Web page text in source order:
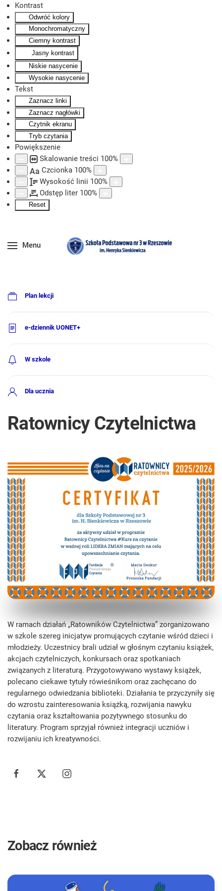
Kontrast
Odwróć kolory
Monochromatyczny
Ciemny kontrast
Jasny kontrast
Niskie nasycenie
Wysokie nasycenie
Tekst
Zaznacz linki
Zaznacz nagłówki
Czytnik ekranu
Tryb czytania
Powiększenie
Skalowanie treści 100%
Aa Czcionka 100%
Wysokość linii 100%
Odstęp liter 100%
Reset
Skip to main content
Menu
Plan lekcji
e-dziennik UONET+
W szkole
Dla ucznia
Ratownicy Czytelnictwa
W ramach działań „Ratowników Czytelnictwa” zorganizowano
w szkole szereg inicjatyw promujących czytanie wśród dzieci i
młodzieży. Uczestnicy brali udział w głośnym czytaniu książek,
akcjach czytelniczych, konkursach oraz spotkaniach
związanych z literaturą. Przygotowywano wystawy książek,
polecano ciekawe tytuły rówieśnikom oraz zachęcano do
regularnego odwiedzania biblioteki. Działania te przyczyniły się
do wzrostu zainteresowania książką, rozwijania nawyku
czytania oraz kształtowania pozytywnego stosunku do
literatury. Program sprzyjał również integracji uczniów i
rozwijaniu ich kreatywności.
Zobacz również